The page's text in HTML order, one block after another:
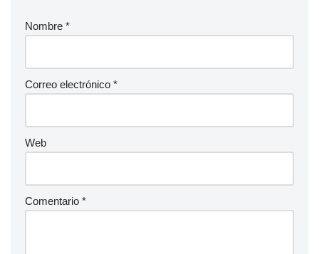
Nombre *
Correo electrónico *
Web
Comentario *